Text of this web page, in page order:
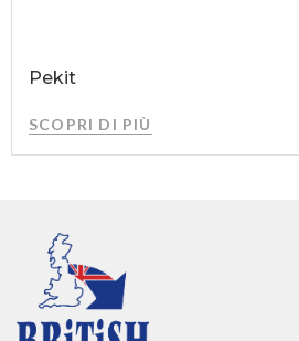
Pekit
SCOPRI DI PIÙ